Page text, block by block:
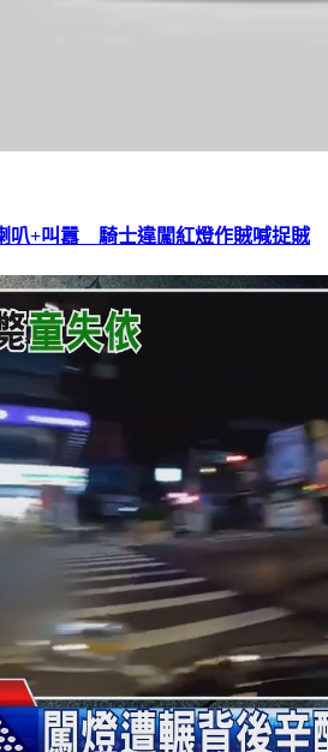
叭+叫囂 騎士違闖紅燈作賊喊捉賊